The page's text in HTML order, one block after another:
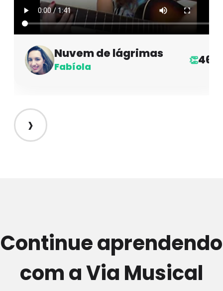
Nuvem de lágrimas
Fabíola
👏46
›
Continue aprendendo
com a Via Musical